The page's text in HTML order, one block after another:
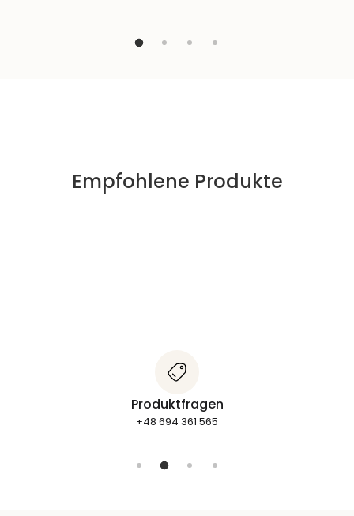
Empfohlene Produkte
Produktfragen
+48 694 361 565